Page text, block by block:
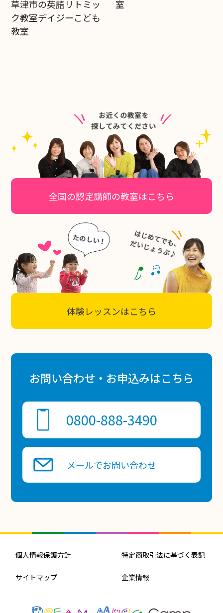
草津市の英語リトミッ
ク教室デイジーこども
教室
室
全国の認定講師の教室はこちら
体験レッスンはこちら
お問い合わせ・お申込みはこちら
0800-888-3490
メールでお問い合わせ
個人情報保護方針 特定商取引法に基づく表記
サイトマップ 企業情報